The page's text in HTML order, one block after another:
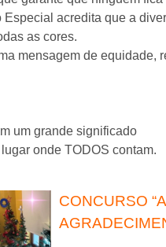
Especial acredita que a
as cores.
mensagem de equidade,
um grande significado
onde TODOS contam.
CONCURSO